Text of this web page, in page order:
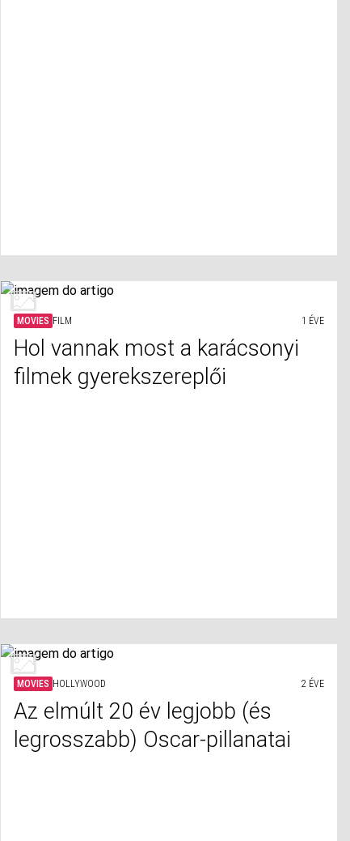
MOVIES FILM 1 ÉVE
Hol vannak most a karácsonyi
filmek gyerekszereplői
MOVIES HOLLYWOOD 2 ÉVE
Az elmúlt 20 év legjobb (és
legrosszabb) Oscar-pillanatai